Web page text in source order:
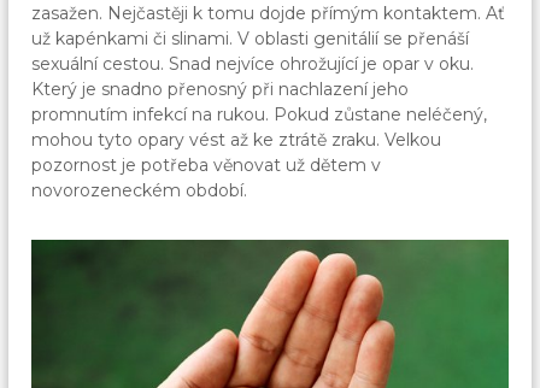
zasažen. Nejčastěji k tomu dojde přímým kontaktem. Ať
už kapénkami či slinami. V oblasti genitálií se přenáší
sexuální cestou. Snad nejvíce ohrožující je opar v oku.
Který je snadno přenosný při nachlazení jeho
promnutím infekcí na rukou. Pokud zůstane neléčený,
mohou tyto opary vést až ke ztrátě zraku. Velkou
pozornost je potřeba věnovat už dětem v
novorozeneckém období.